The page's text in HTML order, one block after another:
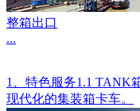
整箱出口
...
1、特色服务1.1 TANK
现代化的集装箱卡车。